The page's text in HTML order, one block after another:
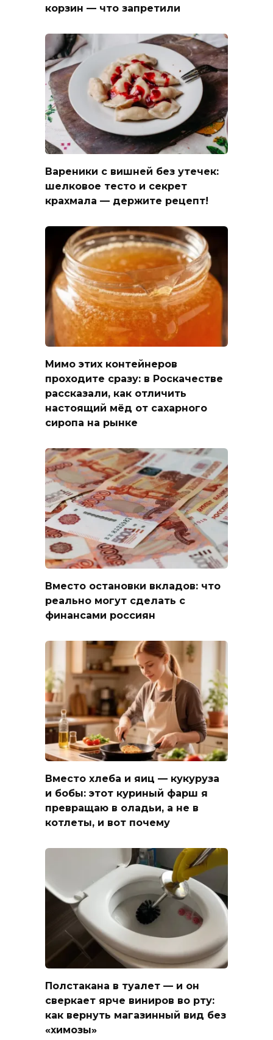
корзин — что запретили
Вареники с вишней без утечек:
шелковое тесто и секрет
крахмала — держите рецепт!
Мимо этих контейнеров
проходите сразу: в Роскачестве
рассказали, как отличить
настоящий мёд от сахарного
сиропа на рынке
Вместо остановки вкладов: что
реально могут сделать с
финансами россиян
Вместо хлеба и яиц — кукуруза
и бобы: этот куриный фарш я
превращаю в оладьи, а не в
котлеты, и вот почему
Полстакана в туалет — и он
сверкает ярче виниров во рту:
как вернуть магазинный вид без
«химозы»